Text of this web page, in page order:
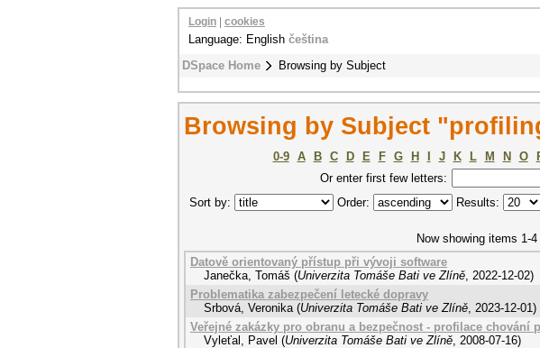
DSpace Home Browsing by Subject
Login cookies
Language: English čeština
Browsing by Subject
0-9 A B C D E F G H J K L M N O
Or enter first few letters:
Sort by:
Order: Results:
Now showing items 1-
Datově orientovaný přístup při vývoji software
Janečka, Tomáš (Univerzita Tomáše Bati ve Zlíně, 2022-12-02)
Problematika zabezpečení letecké dopravy
Srbová, Veronika (Univerzita Tomáše Bati ve Zlíně, 2023-12-01)
Veřejné zakázky pro obranu a bezpečnost - profilace chování
Vyleťal, Pavel (Univerzita Tomáše Bati ve Zlíně, 2008-07-16)